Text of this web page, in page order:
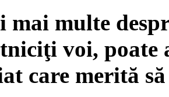
mai multe
voi,
care merită